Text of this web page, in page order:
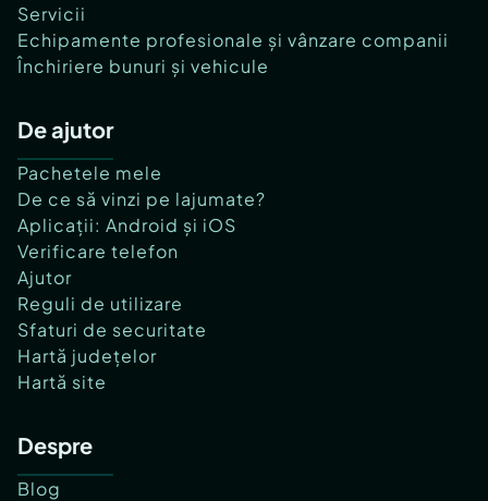
Servicii
Echipamente profesionale și vânzare companii
Închiriere bunuri și vehicule
De ajutor
Pachetele mele
De ce să vinzi pe lajumate?
Aplicații: Android și iOS
Verificare telefon
Ajutor
Reguli de utilizare
Sfaturi de securitate
Hartă județelor
Hartă site
Despre
Blog